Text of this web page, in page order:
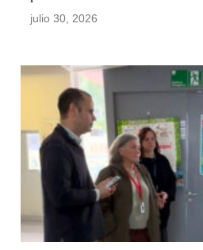
julio 30, 2026